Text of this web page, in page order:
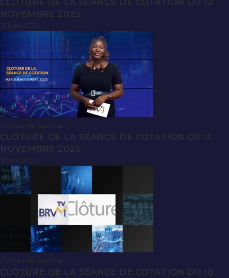
CLÔTURE DE LA SÉANCE DE COTATION DU 12
NOVEMBRE 2025
CLÔTURE DE LA SÉANCE DE COTATION DU 11
NOVEMBRE 2025
CLÔTURE DE LA SÉANCE DE COTATION DU 10